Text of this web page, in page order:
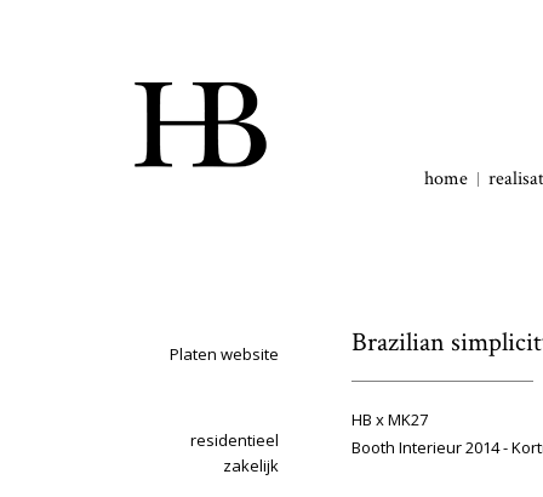
home
Platen website
residentieel
zakelijk
Brazilian
HB x MK27
Booth Interieur 2014 -